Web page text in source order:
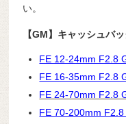
い。
【GM】キャッシュバ
FE 12-24mm F2.8
FE 16-35mm F2.8
FE 24-70mm F2.8
FE 70-200mm F2.8